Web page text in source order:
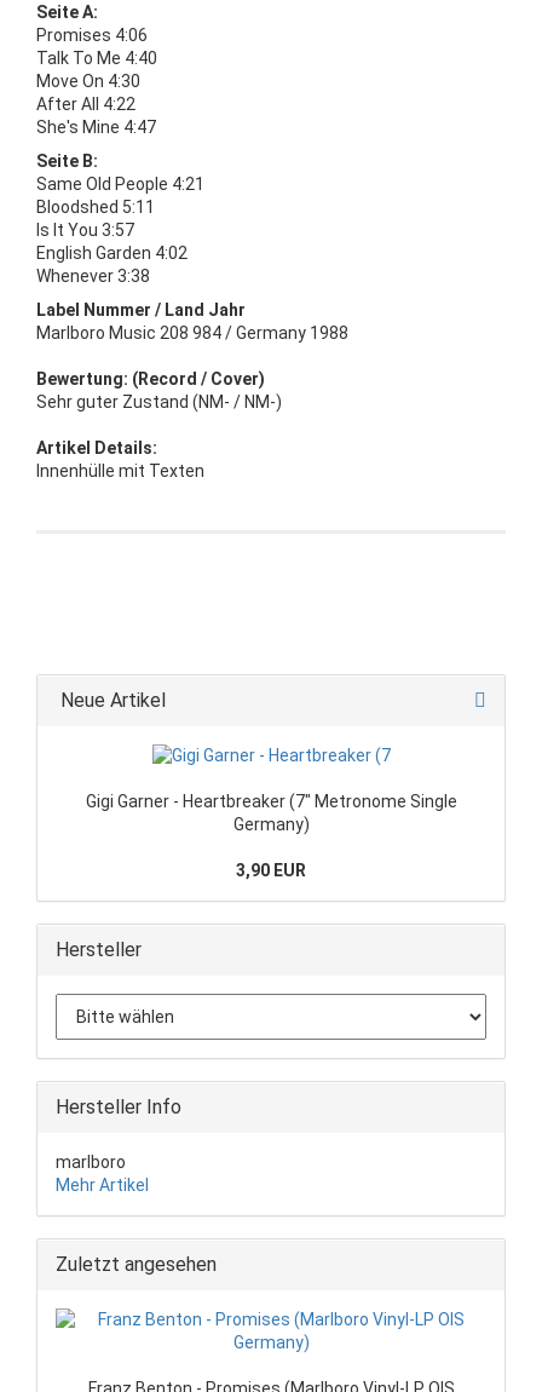
Seite A:
Promises 4:06
Talk To Me 4:40
Move On 4:30
After All 4:22
She's Mine 4:47
Seite B:
Same Old People 4:21
Bloodshed 5:11
Is It You 3:57
English Garden 4:02
Whenever 3:38
Label Nummer / Land Jahr
Marlboro Music 208 984 / Germany 1988
Bewertung: (Record / Cover)
Sehr guter Zustand (NM- / NM-)
Artikel Details:
Innenhülle mit Texten
Neue Artikel
Gigi Garner - Heartbreaker (7" Metronome Single
Germany)
3,90 EUR
Hersteller
Hersteller Info
marlboro
Mehr Artikel
Zuletzt angesehen
Franz Benton - Promises (Marlboro Vinyl-LP OIS